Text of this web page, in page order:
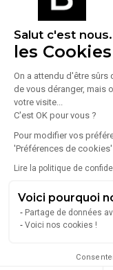
Salut c'est
les
On a attendu d'être sûrs
de vous déranger, mais
votre visite...
C'est OK pour vous ?
Pour modifier vos
'Préférences de
Lire la politique de
Voici pourquoi
Partage de données
Voici nos cookies !
1 Restaurant
En
Énergie
kWhEP/m².an)